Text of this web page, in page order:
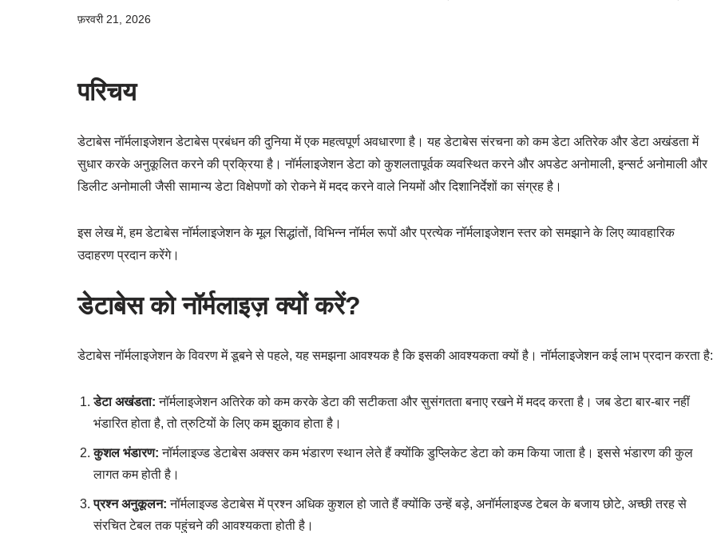
फ़रवरी 21, 2026
परिचय
डेटाबेस नॉर्मलाइजेशन डेटाबेस प्रबंधन की दुनिया में एक महत्वपूर्ण अवधारणा है। यह डेटाबेस संरचना को कम डेटा अतिरेक और डेटा अखंडता में
सुधार करके अनुकूलित करने की प्रक्रिया है। नॉर्मलाइजेशन डेटा को कुशलतापूर्वक व्यवस्थित करने और अपडेट अनोमाली, इन्सर्ट अनोमाली और
डिलीट अनोमाली जैसी सामान्य डेटा विक्षेपणों को रोकने में मदद करने वाले नियमों और दिशानिर्देशों का संग्रह है।
इस लेख में, हम डेटाबेस नॉर्मलाइजेशन के मूल सिद्धांतों, विभिन्न नॉर्मल रूपों और प्रत्येक नॉर्मलाइजेशन स्तर को समझाने के लिए व्यावहारिक
उदाहरण प्रदान करेंगे।
डेटाबेस को नॉर्मलाइज़ क्यों करें?
डेटाबेस नॉर्मलाइजेशन के विवरण में डूबने से पहले, यह समझना आवश्यक है कि इसकी आवश्यकता क्यों है। नॉर्मलाइजेशन कई लाभ प्रदान करता है:
डेटा अखंडता: नॉर्मलाइजेशन अतिरेक को कम करके डेटा की सटीकता और सुसंगतता बनाए रखने में मदद करता है। जब डेटा बार-बार नहीं
भंडारित होता है, तो त्रुटियों के लिए कम झुकाव होता है।
कुशल भंडारण: नॉर्मलाइज्ड डेटाबेस अक्सर कम भंडारण स्थान लेते हैं क्योंकि डुप्लिकेट डेटा को कम किया जाता है। इससे भंडारण की कुल
लागत कम होती है।
प्रश्न अनुकूलन: नॉर्मलाइज्ड डेटाबेस में प्रश्न अधिक कुशल हो जाते हैं क्योंकि उन्हें बड़े, अनॉर्मलाइज्ड टेबल के बजाय छोटे, अच्छी तरह से
संरचित टेबल तक पहुंचने की आवश्यकता होती है।